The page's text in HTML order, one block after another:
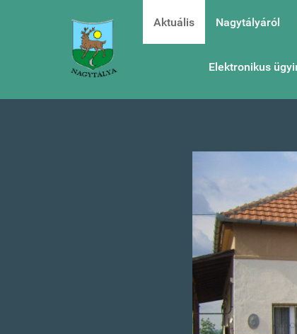
Aktuális Nagytályáról
Elektronikus